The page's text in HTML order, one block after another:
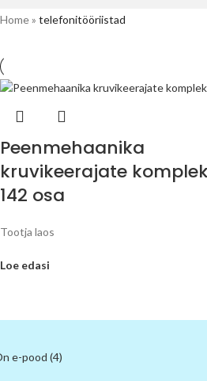
Home» telefonitööriistad
Peenmehaanika
kruvikeerajate
142 osa
Tootja laos
Loe edasi